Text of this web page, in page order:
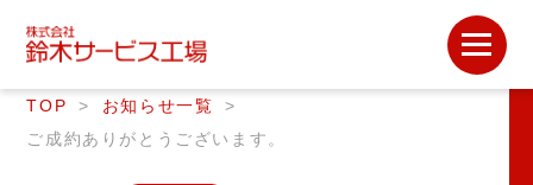
TOP
お知らせ一覧
ご成約ありがとうございます。